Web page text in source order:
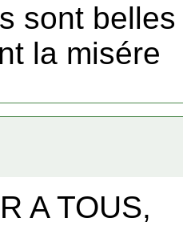
sont
la misére
A TOUS,